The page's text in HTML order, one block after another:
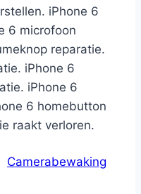
iPhone 6
6 microfoon
reparatie.
iPhone 6
iPhone 6
6 homebutton
raakt verloren.
Camerabewaking